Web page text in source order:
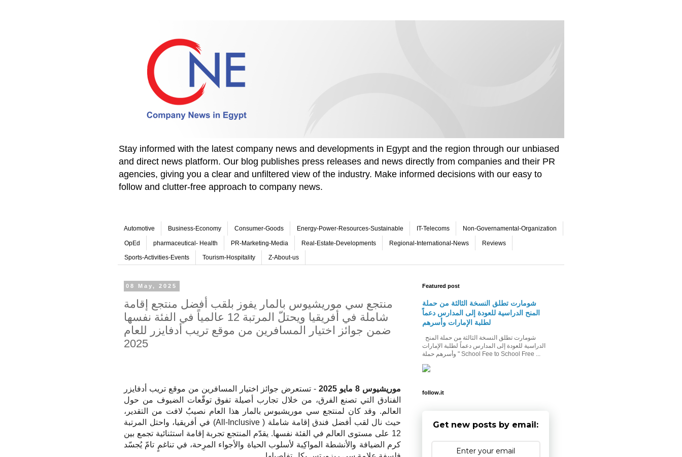
Stay informed with the latest company news and developments in Egypt and the region through our unbiased
and direct news platform. Our blog publishes press releases and news directly from companies and their PR
agencies, giving you a clear and unfiltered view of the industry. Make informed decisions with our easy to
follow and clutter-free approach to company news.
Automotive Business-Economy Consumer-Goods Energy-Power-Resources-Sustainable IT-Telecoms Non-Governamental-Organization
OpEd pharmaceutical- Health PR-Marketing-Media Real-Estate-Developments Regional-International-News Reviews
Sports-Activities-Events Tourism-Hospitality Z-About-us
08 May, 2025
منتجع سي موريشيوس بالمار يفوز بلقب أفضل منتجع إقامة
شاملة في أفريقيا ويحتلّ المرتبة 12 عالمياً في الفئة نفسها
ضمن جوائز اختيار المسافرين من موقع تريب أدفايزر للعام
2025
موريشيوس 8 مايو 2025
- تستعرض جوائز اختيار المسافرين من موقع تريب أدفايزر
الفنادق التي تصنع الفرق، من خلال تجارب أصيلة تفوق توقّعات الضيوف من حول
العالم. وقد كان لمنتجع سي موريشيوس بالمار هذا العام نصيبٌ لافت من التقدير،
حيث نال لقب أفضل فندق إقامة شاملة (All-Inclusive) في أفريقيا، واحتل المرتبة
12 على مستوى العالم في الفئة نفسها. يقدّم المنتجع تجربة إقامة استثنائية تجمع بين
كرم الضيافة والأنشطة المواكِبة لأسلوب الحياة والأجواء المرِحة، في تناغمٍ تامّ يُجسّد
Featured post
شومارت تطلق النسخة الثالثة من حملة
المنح الدراسية للعودة إلى المدارس دعماً
لطلبة الإمارات وأسرهم
الدراسية للعودة إلى المدارس دعماً لطلبة الإمارات
وأسرهم حملة " School Fee to School Free ...
follow.it
Get new posts by email: